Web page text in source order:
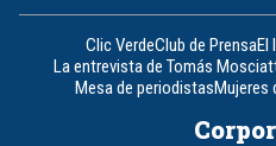
Clic VerdeClub de PrensaEl
La entrevista de Tomás
Mesa de periodistasMujeres